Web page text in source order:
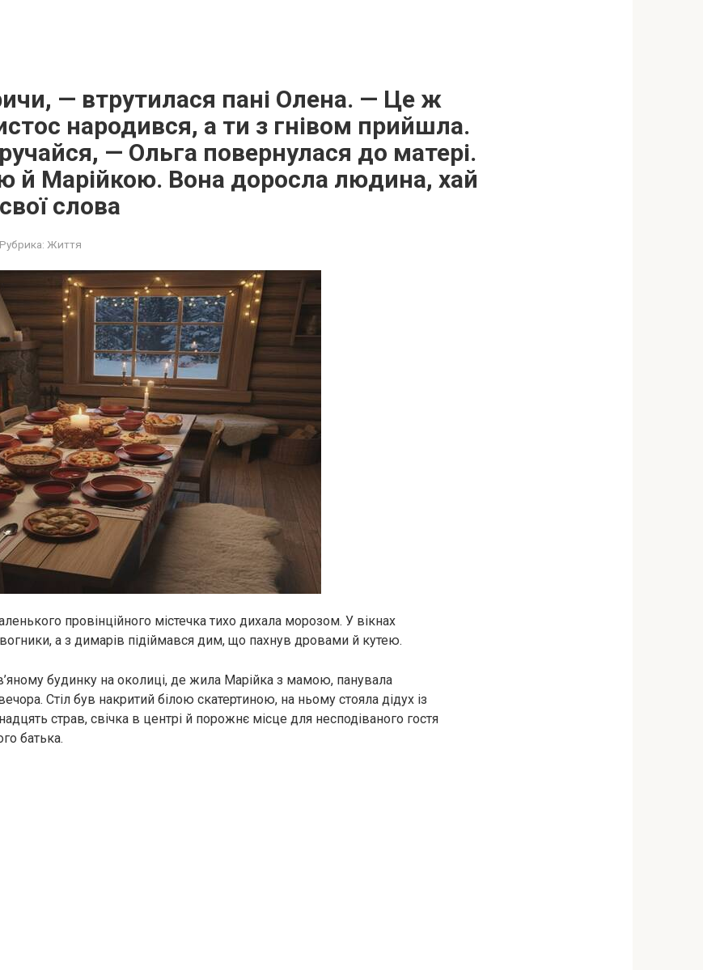
— втрутилася пані Олена. — Це ж
народився, а ти з гнівом прийшла.
— Ольга повернулася до матері.
й Марійкою. Вона доросла людина, хай
слова
Рубрика: Життя
провінційного містечка тихо дихала морозом. У вікнах
а з димарів підіймався дим, що пахнув дровами й кутею.
будинку на околиці, де жила Марійка з мамою, панувала
Стіл був накритий білою скатертиною, на ньому стояла дідух із
страв, свічка в центрі й порожнє місце для несподіваного гостя
батька.